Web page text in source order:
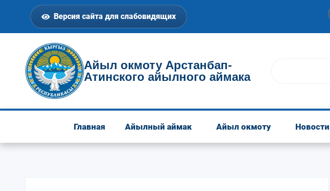
Версия сайта для слабовидящих
Айыл окмоту Арстанбап-
Атинского айылного аймака
Главная Айылный аймак Айыл окмоту Новости